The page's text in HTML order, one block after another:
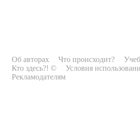
Об авторах Что происходит?
Кто здесь?! ©
Условия
Рекламодателям